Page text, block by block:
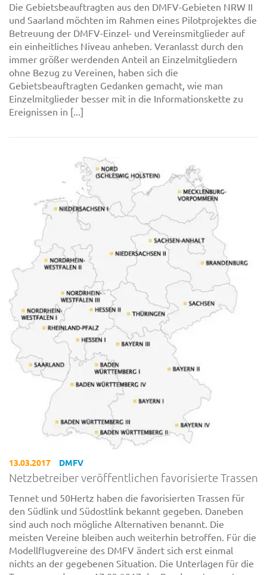
Die Gebietsbeauftragten aus den DMFV-Gebieten NRW II
und Saarland möchten im Rahmen eines Pilotprojektes die
Betreuung der DMFV-Einzel- und Vereinsmitglieder auf
ein einheitliches Niveau anheben. Veranlasst durch den
immer größer werdenden Anteil an Einzelmitgliedern
ohne Bezug zu Vereinen, haben sich die
Gebietsbeauftragten Gedanken gemacht, wie man
Einzelmitglieder besser mit in die Informationskette zu
Ereignissen in [...]
13.03.2017 DMFV
Netzbetreiber veröffentlichen favorisierte Trassen
Tennet und 50Hertz haben die favorisierten Trassen für
den Südlink und Südostlink bekannt gegeben. Daneben
sind auch noch mögliche Alternativen benannt. Die
meisten Vereine bleiben auch weiterhin betroffen. Für die
Modellflugvereine des DMFV ändert sich erst einmal
nichts an der gegebenen Situation. Die Unterlagen für die